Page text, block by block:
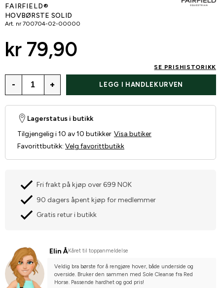
FAIRFIELD®
HOVBØRSTE SOLID
Art. nr 700704-02-00000
kr 79,90
SE PRISHISTORIKK
- + LEGG I HANDLEKURVEN
Lagerstatus i butikk
Tilgjengelig i 10 av 10 butikker Visa butiker
Favorittbutikk: Velg favorittbutikk
Fri frakt på kjøp over 699 NOK
90 dagers åpent kjøp for medlemmer
Gratis retur i butikk
Elin ÅKåret til toppanmeldelse
Veldig bra børste for å rengjøre hover, både underside og
overside. Bruker den sammen med Sole Cleanse fra Red
Horse. Passende hardhet og god pris!